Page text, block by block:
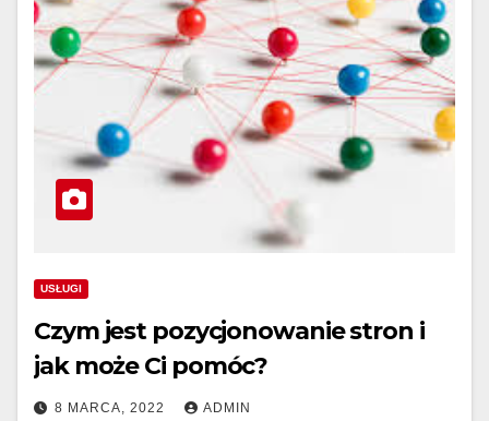
USŁUGI
Czym jest pozycjonowanie stron i
jak może Ci pomóc?
8 MARCA, 2022 ADMIN